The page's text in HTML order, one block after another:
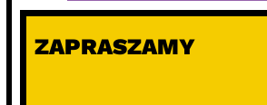
ZAPRASZAMY